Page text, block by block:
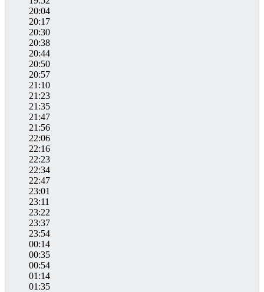
20:04
20:17
20:30
20:38
20:44
20:50
20:57
21:10
21:23
21:35
21:47
21:56
22:06
22:16
22:23
22:34
22:47
23:01
23:11
23:22
23:37
23:54
00:14
00:35
00:54
01:14
01:35